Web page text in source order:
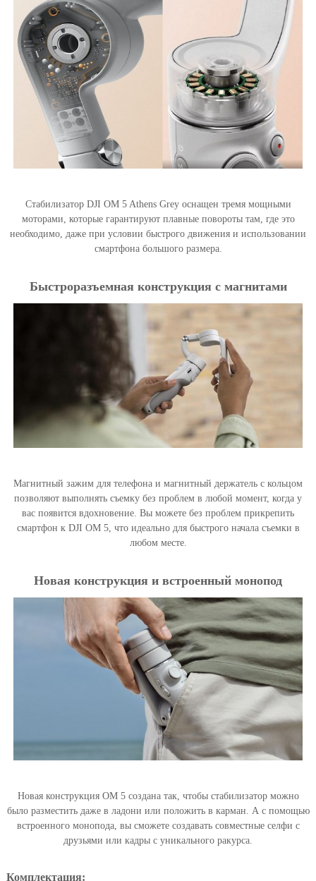
Стабилизатор DJI OM 5 Athens Grey оснащен тремя мощными
моторами, которые гарантируют плавные повороты там, где это
необходимо, даже при условии быстрого движения и использовании
смартфона большого размера.
Быстроразъемная конструкция с магнитами
Магнитный зажим для телефона и магнитный держатель с кольцом
позволяют выполнять съемку без проблем в любой момент, когда у
вас появится вдохновение. Вы можете без проблем прикрепить
смартфон к DJI OM 5, что идеально для быстрого начала съемки в
любом месте.
Новая конструкция и встроенный монопод
Новая конструкция OM 5 создана так, чтобы стабилизатор можно
было разместить даже в ладони или положить в карман. А с помощью
встроенного монопода, вы сможете создавать совместные селфи с
друзьями или кадры с уникального ракурса.
Комплектация: